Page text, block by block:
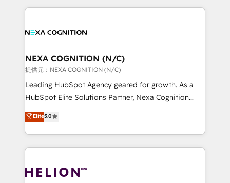
the whole HubSpot platform, covering marketing,
all businesses, from start-up to Enterprise, and have
the world. Our human approach to digital
transformation is designed for businesses who want
to grow. And we're passionate about APAC
businesses leading the world in technology, agility
record migrating businesses from CRM & Marketing
Platforms such as Salesforce, Dynamics, Pipedrive,
with attract and retain customers, manage their
business people and processes, and how they
NEXA COGNITION (N/C)
提供元：NEXA COGNITION (N/C)
Leading HubSpot Agency geared for growth. As a
HubSpot Elite Solutions Partner, Nexa Cognition
ranks in the top 1% of global HubSpot Partners and
has been one of the longest-standing partners since
2012. We empower businesses to harness the full
potential of HubSpot by combining strategic
bespoke HubSpot solutions tailored to drive
Elite5.0